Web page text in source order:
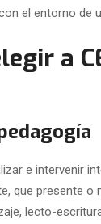
el entorno de
a
e intervenir
que presente o
lecto-